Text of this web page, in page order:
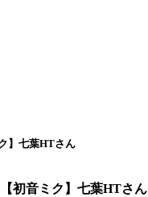
】七葉HTさん
初音ミク】七葉HTさん